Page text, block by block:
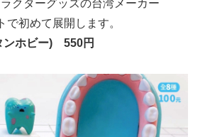
クターグッズの台湾メーカー
で初めて展開します。
ンホビー) 550円